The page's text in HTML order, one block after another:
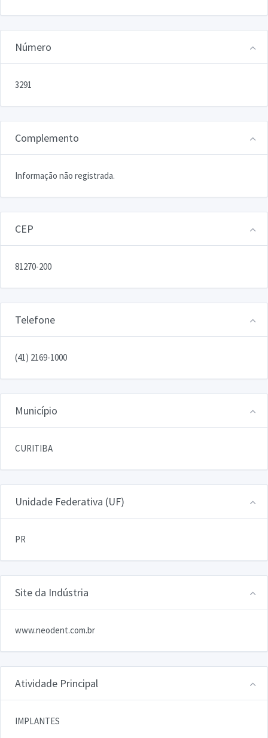
Número
3291
Complemento
Informação não registrada.
CEP
81270-200
Telefone
(41) 2169-1000
Município
CURITIBA
Unidade Federativa (UF)
PR
Site da Indústria
www.neodent.com.br
Atividade Principal
IMPLANTES